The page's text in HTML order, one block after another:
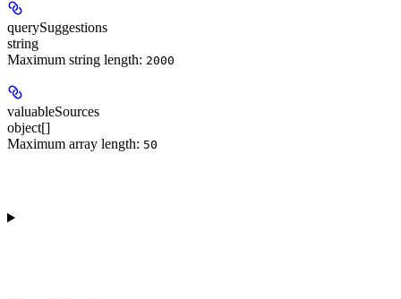
querySuggestions
string
Maximum string length: 2000
valuableSources
object[]
Maximum array length: 50